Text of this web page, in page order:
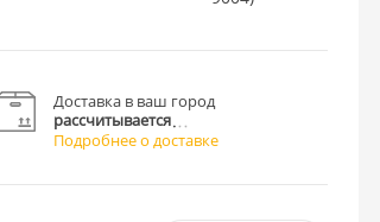
Доставка в ваш город
рассчитывается
Подробнее о доставке